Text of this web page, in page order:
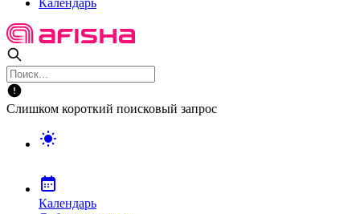
Календарь
Слишком короткий поисковый запрос
Календарь